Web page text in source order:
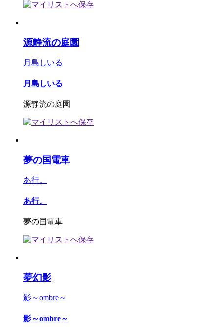
源静流の庭園
月島しいる
月島しいる
源静流の庭園
夢の国電車
あ行。
あ行。
夢の国電車
夢幻影
影～ombre～
影～ombre～